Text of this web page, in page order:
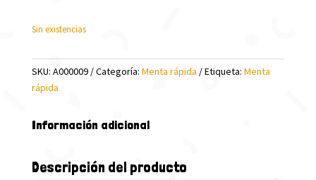
Sin existencias
SKU: A000009 Categoría: Menta rápida Etiqueta: Menta
rápida
Información adicional
Descripción del producto